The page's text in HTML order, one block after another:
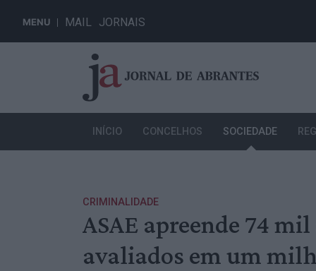
MENU MAIL JORNAIS
INÍCIO CONCELHOS SOCIEDADE
CRIMINALIDADE
ASAE apreende 74
avaliados em um